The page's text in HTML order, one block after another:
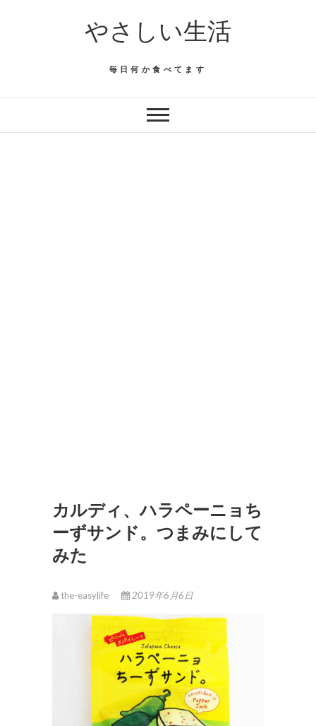
やさしい生活
毎日何か食べてます
カルディ、ハラペーニョち
ーずサンド。つまみにして
みた
the-easylife 2019年6月6日